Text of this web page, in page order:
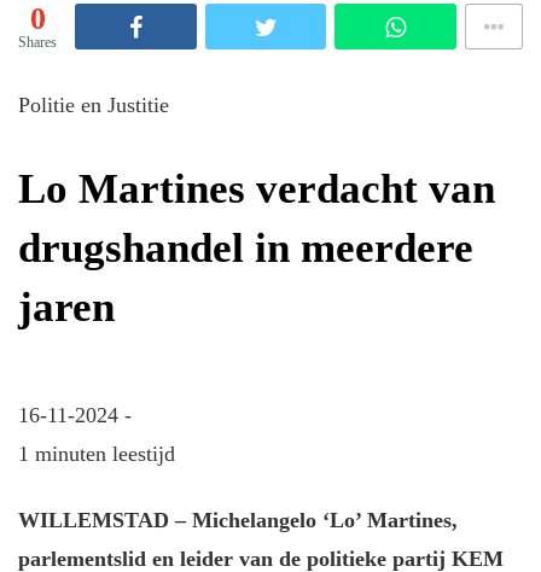
0
Shares
Politie en Justitie
Lo Martines verdacht van
drugshandel in meerdere
jaren
16-11-2024 -
1 minuten leestijd
WILLEMSTAD – Michelangelo ‘Lo’ Martines,
parlementslid en leider van de politieke partij KEM